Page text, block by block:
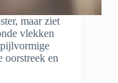
maar ziet
vlekken
oorstreek en